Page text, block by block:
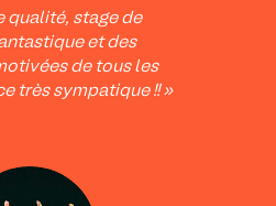
qualité, stage de
et des
de tous les
très sympatique !! »